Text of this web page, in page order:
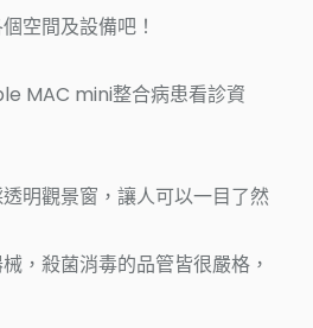
空間及設備吧！
MAC mini整合病患看診資
明觀景窗，讓人可以一目了然
，殺菌消毒的品管皆很嚴格，